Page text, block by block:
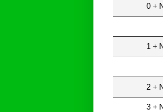
0 +
1 +
2 +
3 +